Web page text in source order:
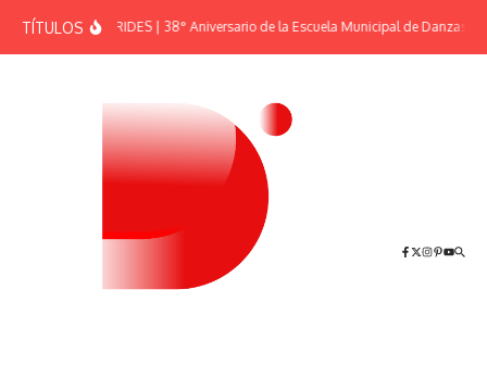
TÍTULOSEFEMÉRIDES | 38° Aniversario de la Escuela Municipal de Danzas “El